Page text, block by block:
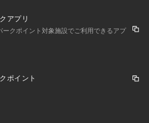
アプリ
ークポイント対象施設でご利用できるアプ
ポイント